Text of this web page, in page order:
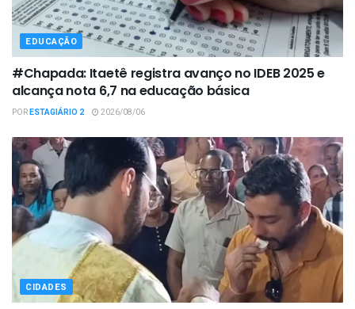
EDUCAÇÃO
#Chapada: Itaetê registra avanço no IDEB 2025 e
alcança nota 6,7 na educação básica
PORESTAGIÁRIO 2 2026/08/06
CIDADES